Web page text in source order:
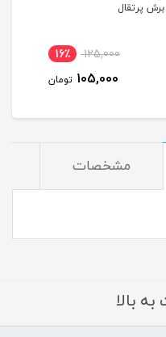
برش پرتقال
125,000 16٪
105,000 تومان
مشخصات
بالا